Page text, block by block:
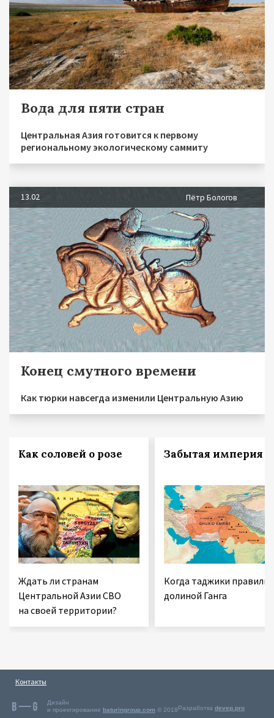
Вода для пяти стран
Центральная Азия готовится к первому
региональному экологическому саммиту
13.02 Пётр Бологов
Конец смутного времени
Как тюрки навсегда изменили Центральную Азию
Как соловей о розе
Ждать ли странам
Центральной Азии СВО
на своей территории?
Забытая империя
Когда таджики правили
долиной Ганга
Контакты
Дизайн
и проектирование baturingroup.com © 2018Разработка devep.pro